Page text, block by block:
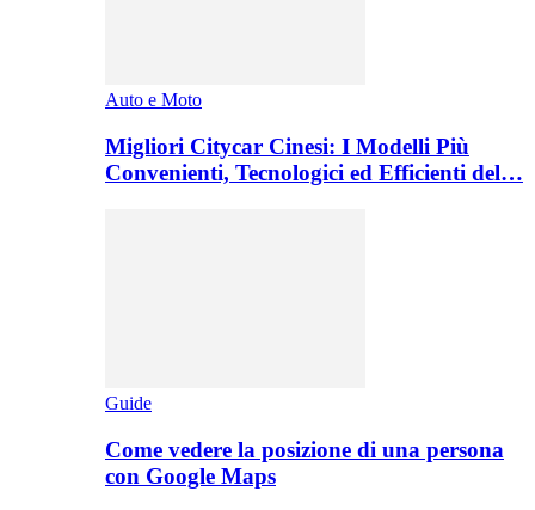
Auto e Moto
Migliori Citycar Cinesi: I Modelli Più
Convenienti, Tecnologici ed Efficienti del…
Guide
Come vedere la posizione di una persona
con Google Maps